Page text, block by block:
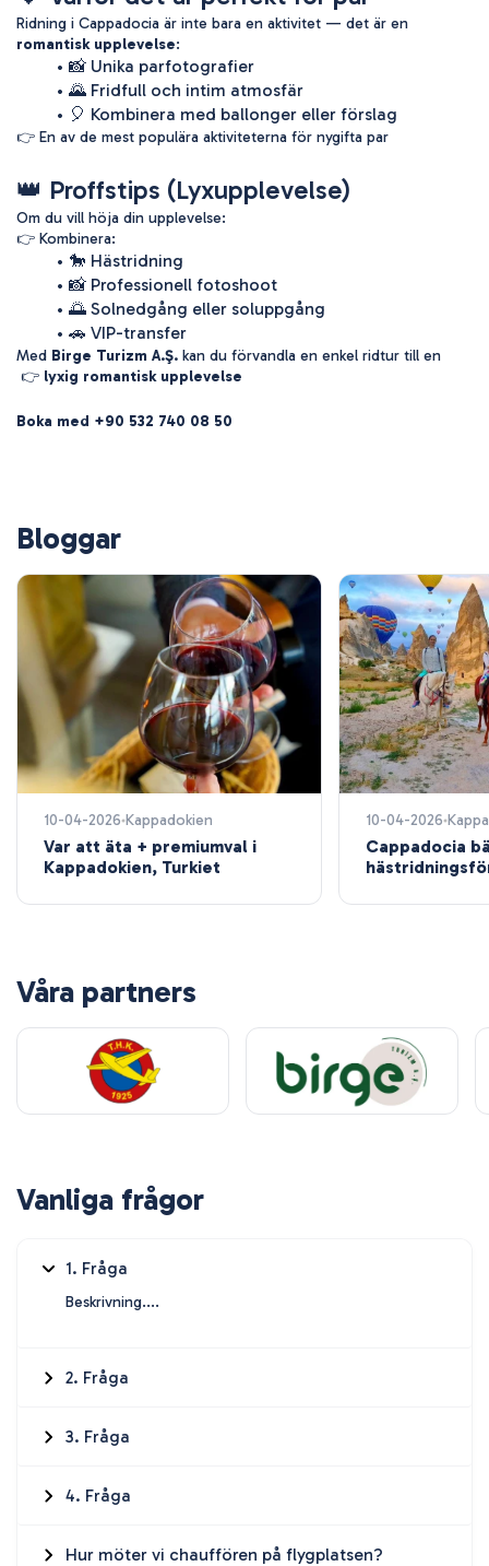
romantisk upplevelse:
📸 Unika parfotografier
🌄 Fridfull och intim atmosfär
🎈 Kombinera med ballonger eller förslag
👉 En av de mest populära aktiviteterna för nygifta par
👑 Proffstips (Lyxupplevelse)
Om du vill höja din upplevelse:
👉 Kombinera:
🐎 Hästridning
📸 Professionell fotoshoot
🌅 Solnedgång eller soluppgång
🚗 VIP-transfer
Med Birge Turizm A.Ş. kan du förvandla en enkel ridtur till en
👉 lyxig romantisk upplevelse
Boka med +90 532 740 08 50
Bloggar
10-04-2026 Kappadokien
Var att äta + premiumval i
Kappadokien, Turkiet
10-04-2026
Cappadocia
Våra partners
Vanliga frågor
1. Fråga
Beskrivning....
2. Fråga
3. Fråga
4. Fråga
Hur möter vi chauffören på flygplatsen?